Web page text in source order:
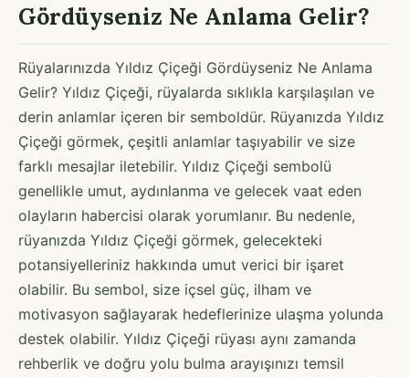
Gördüyseniz Ne Anlama Gelir?
Rüyalarınızda Yıldız Çiçeği Gördüyseniz Ne Anlama
Gelir? Yıldız Çiçeği, rüyalarda sıklıkla karşılaşılan ve
derin anlamlar içeren bir semboldür. Rüyanızda Yıldız
Çiçeği görmek, çeşitli anlamlar taşıyabilir ve size
farklı mesajlar iletebilir. Yıldız Çiçeği sembolü
genellikle umut, aydınlanma ve gelecek vaat eden
olayların habercisi olarak yorumlanır. Bu nedenle,
rüyanızda Yıldız Çiçeği görmek, gelecekteki
potansiyelleriniz hakkında umut verici bir işaret
olabilir. Bu sembol, size içsel güç, ilham ve
motivasyon sağlayarak hedeflerinize ulaşma yolunda
destek olabilir. Yıldız Çiçeği rüyası aynı zamanda
rehberlik ve doğru yolu bulma arayışınızı temsil